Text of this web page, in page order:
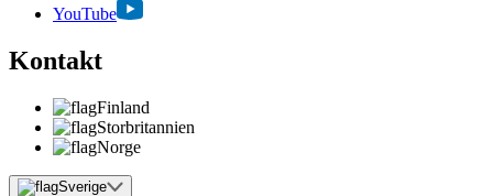
YouTube
Kontakt
Finland
Storbritannien
Norge
Sverige